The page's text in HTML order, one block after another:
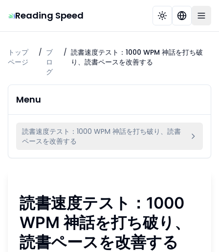
Reading Speed
トップ
ページ
/ ブ
ロ
グ
/ 読書速度テスト：1000 WPM 神話を打ち破
り、読書ペースを改善する
Menu
読書速度テスト：1000 WPM 神話を打ち破り、読書
ペースを改善する
読書速度テスト：1000
WPM 神話を打ち破り、
読書ペースを改善する